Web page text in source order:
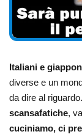
Italiani e
diverse e un
da dire al riguardo.
scansafatiche,
cuciniamo, ci